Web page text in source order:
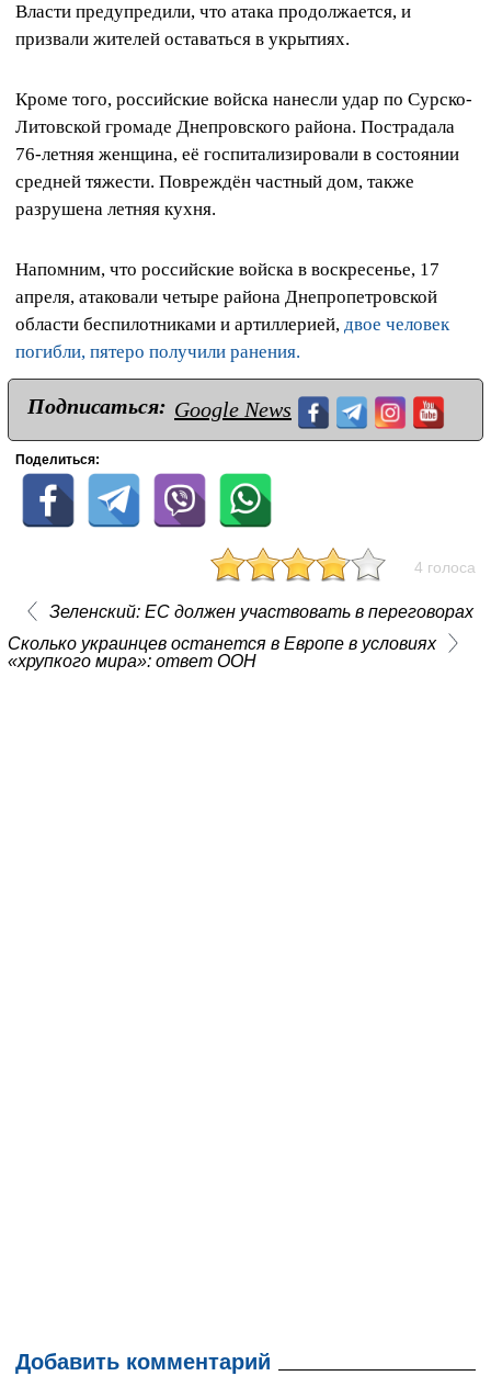
Власти предупредили, что атака продолжается, и
призвали жителей оставаться в укрытиях.
Кроме того, российские войска нанесли удар по Сурско-
Литовской громаде Днепровского района. Пострадала
76-летняя женщина, её госпитализировали в состоянии
средней тяжести. Повреждён частный дом, также
разрушена летняя кухня.
Напомним, что российские войска в воскресенье, 17
апреля, атаковали четыре района Днепропетровской
области беспилотниками и артиллерией, двое человек
погибли, пятеро получили ранения.
Подписаться: Google News
Поделиться:
4 голоса
Зеленский: ЕС должен участвовать в переговорах
Сколько украинцев останется в Европе в условиях
«хрупкого мира»: ответ ООН
Добавить комментарий